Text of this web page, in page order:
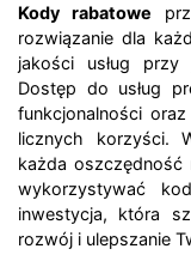
Kody rabatowe
rozwiązanie dla
jakości usług przy
Dostęp do usług
funkcjonalności
licznych korzyści.
każda oszczędność
wykorzystywać
inwestycja, która
rozwój i ulepszanie